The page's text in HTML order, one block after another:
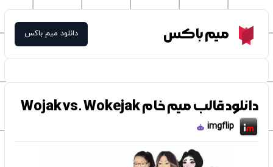
Meme Boxمیم باکس دانلود میم باکس
دانلود قالب میم خام Wojak vs. Wokejak
imgflip